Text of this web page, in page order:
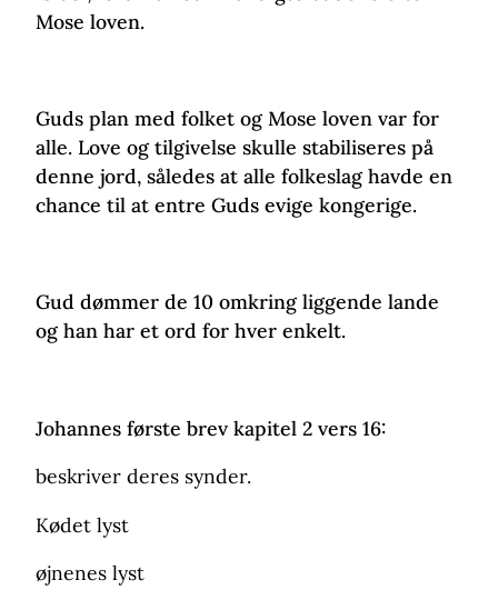
Mose loven.
Guds plan med folket og Mose loven var for
alle. Love og tilgivelse skulle stabiliseres på
denne jord, således at alle folkeslag havde en
chance til at entre Guds evige kongerige.
Gud dømmer de 10 omkring liggende lande
og han har et ord for hver enkelt.
Johannes første brev kapitel 2 vers 16:
beskriver deres synder.
Kødet lyst
øjnenes lyst